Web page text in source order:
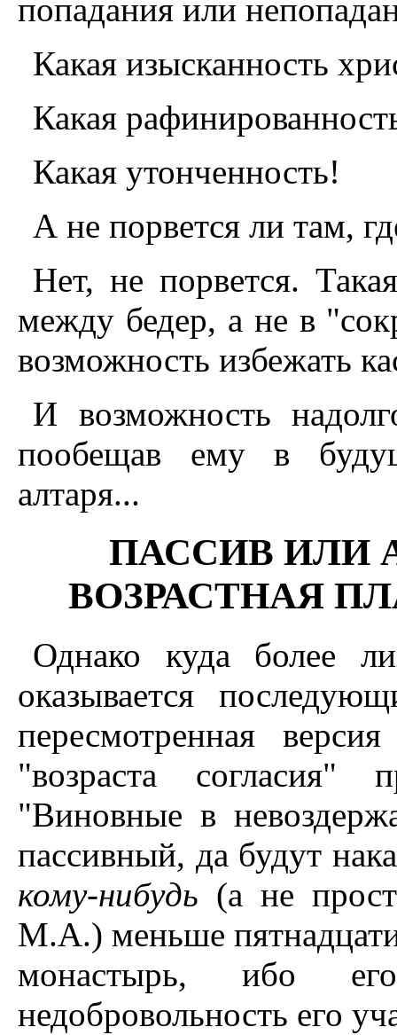
попадания или
Какая изысканность
Какая
Какая утонченность!
А не порвется ли там,
Нет, не порвется.
между бедер, а не в
возможность избежать
И возможность
пообещав ему в
алтаря...
ПАССИВ ИЛИ
ВОЗРАСТНАЯ
Однако куда более
оказывается
пересмотренная
"возраста согласия"
"Виновные в
пассивный, да будут
кому-нибудь (а не
М.А.) меньше
монастырь, ибо
недобровольность его